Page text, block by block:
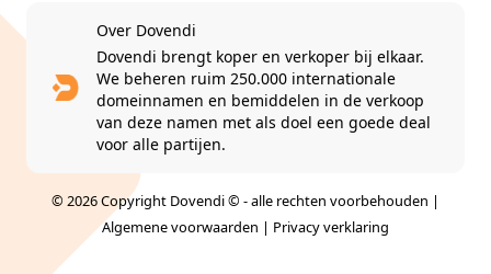
Over Dovendi
Dovendi brengt koper en verkoper bij elkaar.
We beheren ruim 250.000 internationale
domeinnamen en bemiddelen in de verkoop
van deze namen met als doel een goede deal
voor alle partijen.
© 2026 Copyright Dovendi © - alle rechten voorbehouden |
Algemene voorwaarden | Privacy verklaring